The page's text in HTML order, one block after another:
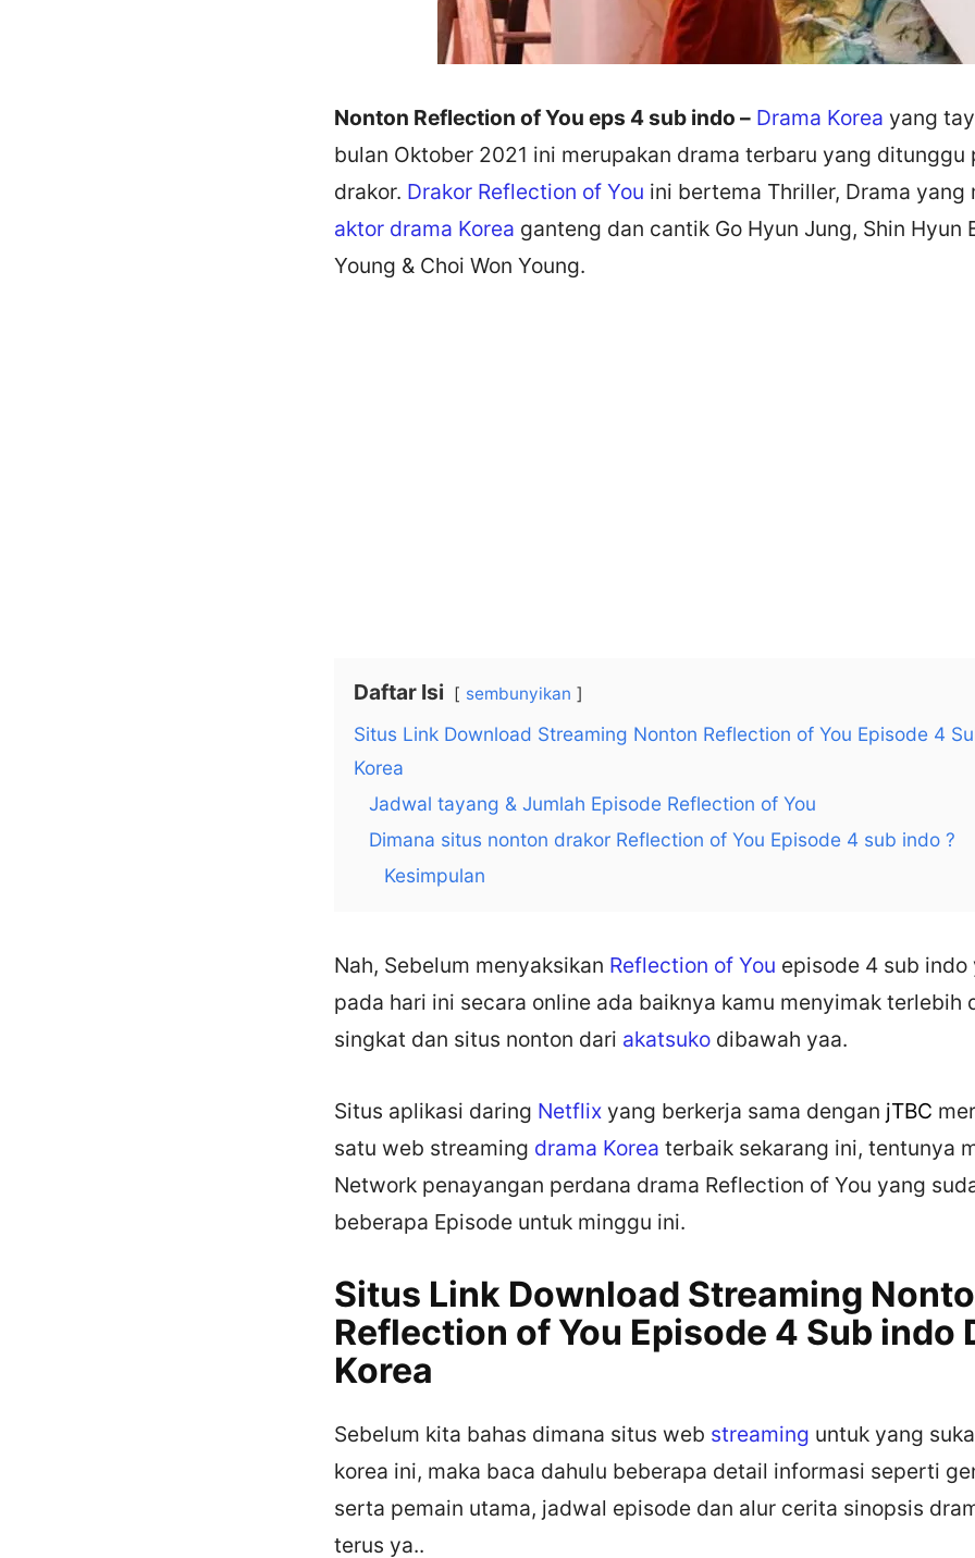
Nonton Reflection of You eps 4 sub indo – Drama Korea yang
bulan Oktober 2021 ini merupakan drama terbaru yang ditunggu
drakor. Drakor Reflection of You ini bertema Thriller, Drama yang
aktor drama Korea ganteng dan cantik Go Hyun Jung, Shin Hyun
Young & Choi Won Young.
Daftar Isi sembunyikan
Situs Link Download Streaming Nonton Reflection of You Episode 4
Korea
Jadwal tayang & Jumlah Episode Reflection of You
Dimana situs nonton drakor Reflection of You Episode 4 sub indo ?
Kesimpulan
Nah, Sebelum menyaksikan Reflection of You episode 4 sub
pada hari ini secara online ada baiknya kamu menyimak terlebih
singkat dan situs nonton dari akatsuko dibawah yaa.
Situs aplikasi daring Netflix yang berkerja sama dengan jTBC
satu web streaming drama Korea terbaik sekarang ini, tentunya
Network penayangan perdana drama Reflection of You yang
beberapa Episode untuk minggu ini.
Situs Link Download Streaming
Reflection of You Episode 4 Sub indo
Korea
Sebelum kita bahas dimana situs web streaming untuk yang suka
korea ini, maka baca dahulu beberapa detail informasi seperti
serta pemain utama, jadwal episode dan alur cerita sinopsis
terus ya..